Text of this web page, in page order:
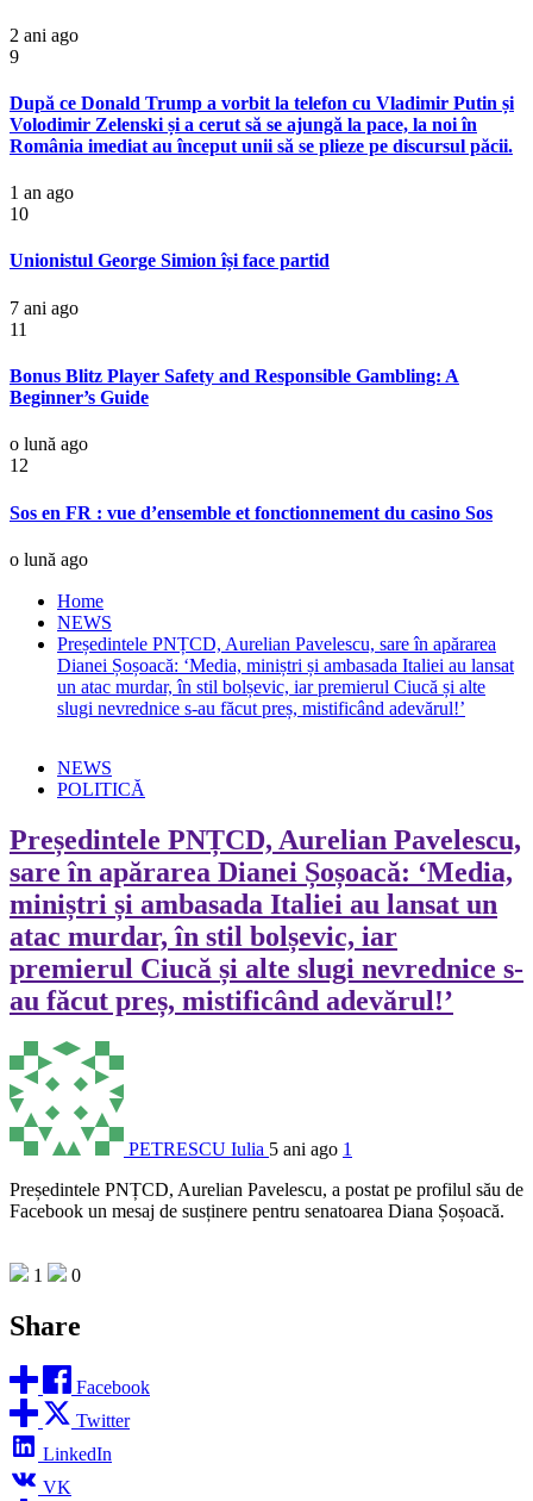
2 ani ago
9
După ce Donald Trump a vorbit la telefon cu Vladimir Putin și
Volodimir Zelenski și a cerut să se ajungă la pace, la noi în
România imediat au început unii să se plieze pe discursul păcii.
1 an ago
10
Unionistul George Simion își face partid
7 ani ago
11
Bonus Blitz Player Safety and Responsible Gambling: A
Beginner’s Guide
o lună ago
12
Sos en FR : vue d’ensemble et fonctionnement du casino Sos
o lună ago
Home
NEWS
Președintele PNȚCD, Aurelian Pavelescu, sare în apărarea
Dianei Șoșoacă: ‘Media, miniștri și ambasada Italiei au lansat
un atac murdar, în stil bolșevic, iar premierul Ciucă și alte
slugi nevrednice s-au făcut preș, mistificând adevărul!’
NEWS
POLITICĂ
Președintele PNȚCD, Aurelian Pavelescu,
sare în apărarea Dianei Șoșoacă: ‘Media,
miniștri și ambasada Italiei au lansat un
atac murdar, în stil bolșevic, iar
premierul Ciucă și alte slugi nevrednice s-
au făcut preș, mistificând adevărul!’
PETRESCU Iulia 5 ani ago 1
Președintele PNȚCD, Aurelian Pavelescu, a postat pe profilul său de
Facebook un mesaj de susținere pentru senatoarea Diana Șoșoacă.
1 0
Share
Facebook
Twitter
LinkedIn
VK